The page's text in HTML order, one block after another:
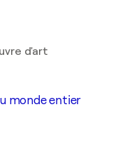
d'art
monde entier